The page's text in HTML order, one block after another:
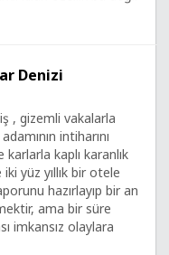
Denizi
, gizemli vakalarla
intiharını
kaplı karanlık
yüz yıllık bir otele
hazırlayıp bir an
ama bir süre
imkansız olaylara